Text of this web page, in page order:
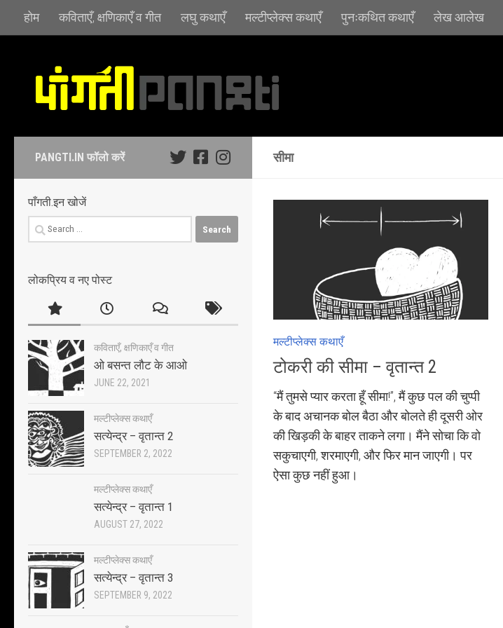
Skip to content
होम कविताएँ, क्षणिकाएँ व गीत लघु कथाएँ मल्टीप्लेक्स कथाएँ पुनःकथित कथाएँ लेख आलेख
सीमा
मल्टीप्लेक्स कथाएँ
टोकरी की सीमा – वृतान्त 2
“मैं तुमसे प्यार करता हूँ सीमा!”, मैं कुछ पल की चुप्पी
के बाद अचानक बोल बैठा और बोलते ही दूसरी ओर
की खिड़की के बाहर ताकने लगा। मैंने सोचा कि वो
सकुचाएगी, शरमाएगी, और फिर मान जाएगी। पर
ऐसा कुछ नहीं हुआ।
PANGTI.IN फॉलो करें
पाँगती.इन खोजें
Search
for:
लोकप्रिय व नए पोस्ट
कविताएँ, क्षणिकाएँ व गीत
ओ बसन्त लौट के आओ
JUNE 22, 2021
मल्टीप्लेक्स कथाएँ
सत्येन्द्र – वृतान्त 2
SEPTEMBER 2, 2022
मल्टीप्लेक्स कथाएँ
सत्येन्द्र – वृतान्त 1
AUGUST 27, 2022
मल्टीप्लेक्स कथाएँ
सत्येन्द्र – वृतान्त 3
SEPTEMBER 9, 2022